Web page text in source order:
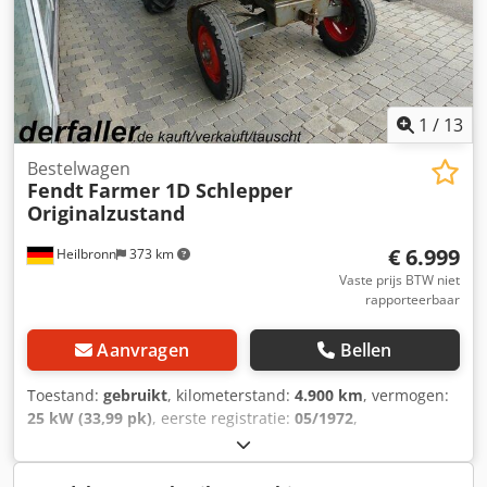
onder: De uitrusting is bepaald met behulp van een VIN-
opvraag; technisch gezien kunnen hier fouten optreden.
De informatie op internet is een niet-bindende
beschrijving. Dit zijn geen gegarandeerde eigenschappen.
De verkoper is niet aansprakelijk voor type- en
dataoverdracingsfouten / wijzigingen / invoerfouten.
Fouten / tussentijdse verkoop voorbehouden.
1 / 13
Heilbronn 373 km
Bestelwagen
Fendt Farmer 1D Schlepper
Originalzustand
€ 6.999
Vaste prijs BTW niet
rapporteerbaar
Aanvragen Bellen
Toestand: gebruikt, kilometerstand: 4.900 km, vermogen:
25 kW (33,99 pk), eerste registratie: 05/1972,
, totaalgewicht:
groen, soort overbrenging:mechanisch, ophanging: